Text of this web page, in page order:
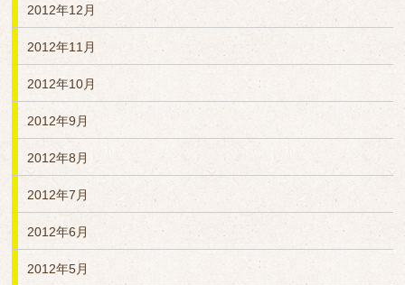
2012年12月
2012年11月
2012年10月
2012年9月
2012年8月
2012年7月
2012年6月
2012年5月